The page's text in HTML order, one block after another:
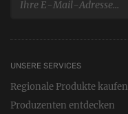
UNSERE SERVICES
Regionale Produkte kaufen
Produzenten entdecken